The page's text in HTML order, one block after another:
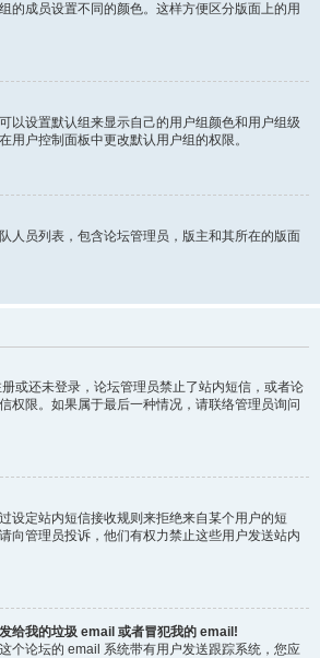
的成员设置不同的颜色。这样方便区分版面上的用
以设置默认组来显示自己的用户组颜色和用户组级
用户控制面板中更改默认用户组的权限。
人员列表，包含论坛管理员，版主和其所在的版面
或还未登录，论坛管理员禁止了站内短信，或者论
权限。如果属于最后一种情况，请联络管理员询问
设定站内短信接收规则来拒绝来自某个用户的短
向管理员投诉，他们有权力禁止这些用户发送站内
给我的垃圾 email 或者冒犯我的 email!
个论坛的 email 系统带有用户发送跟踪系统，您应